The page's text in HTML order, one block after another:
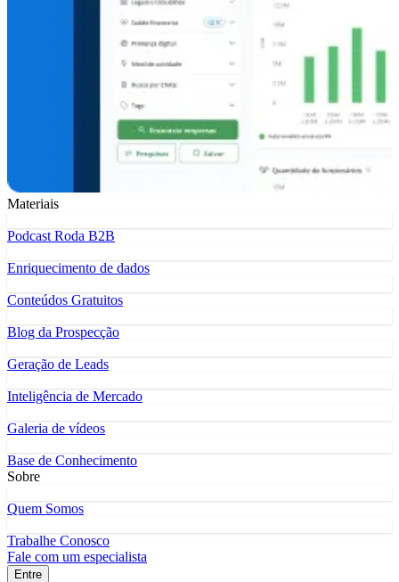
Materiais
Podcast Roda B2B
Enriquecimento de dados
Conteúdos Gratuitos
Blog da Prospecção
Geração de Leads
Inteligência de Mercado
Galeria de vídeos
Base de Conhecimento
Sobre
Quem Somos
Trabalhe Conosco
Fale com um especialista
Entre